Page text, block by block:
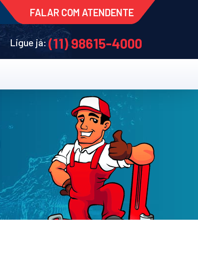
FALAR COM ATENDENTE
Ligue já:(11) 98615-4000